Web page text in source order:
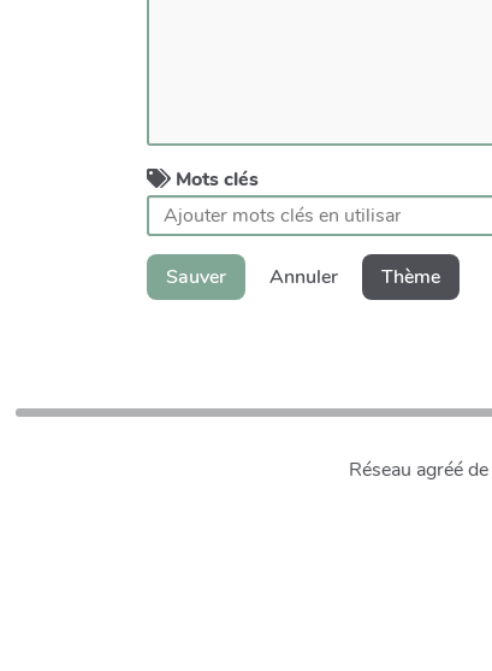
Mots clés
Sauver Annuler Thème
Réseau agréé